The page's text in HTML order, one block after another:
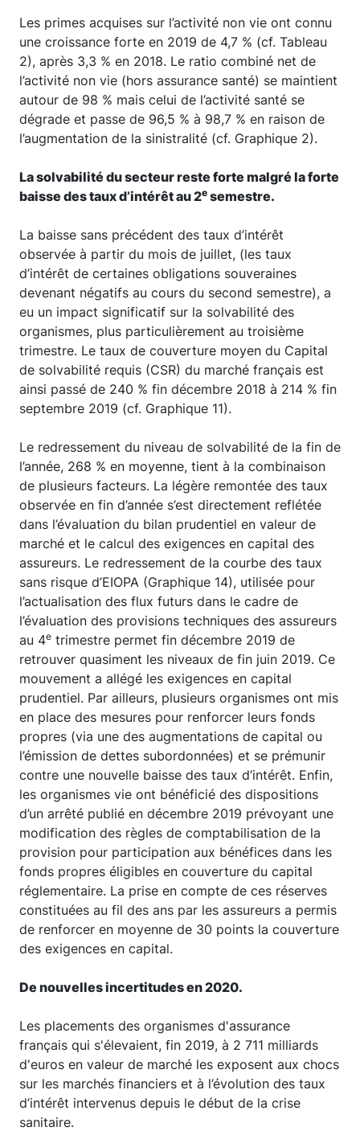
Les primes acquises sur l’activité non vie ont connu
une croissance forte en 2019 de 4,7 % (cf. Tableau
2), après 3,3 % en 2018. Le ratio combiné net de
l’activité non vie (hors assurance santé) se maintient
autour de 98 % mais celui de l’activité santé se
dégrade et passe de 96,5 % à 98,7 % en raison de
l’augmentation de la sinistralité (cf. Graphique 2).
La solvabilité du secteur reste forte malgré la forte
baisse des taux d’intérêt au 2e semestre.
La baisse sans précédent des taux d’intérêt
observée à partir du mois de juillet, (les taux
d’intérêt de certaines obligations souveraines
devenant négatifs au cours du second semestre), a
eu un impact significatif sur la solvabilité des
organismes, plus particulièrement au troisième
trimestre. Le taux de couverture moyen du Capital
de solvabilité requis (CSR) du marché français est
ainsi passé de 240 % fin décembre 2018 à 214 % fin
septembre 2019 (cf. Graphique 11).
Le redressement du niveau de solvabilité de la fin de
l’année, 268 % en moyenne, tient à la combinaison
de plusieurs facteurs. La légère remontée des taux
observée en fin d’année s’est directement reflétée
dans l’évaluation du bilan prudentiel en valeur de
marché et le calcul des exigences en capital des
assureurs. Le redressement de la courbe des taux
sans risque d’EIOPA (Graphique 14), utilisée pour
l’actualisation des flux futurs dans le cadre de
l’évaluation des provisions techniques des assureurs
au 4e trimestre permet fin décembre 2019 de
retrouver quasiment les niveaux de fin juin 2019. Ce
mouvement a allégé les exigences en capital
prudentiel. Par ailleurs, plusieurs organismes ont mis
en place des mesures pour renforcer leurs fonds
propres (via une des augmentations de capital ou
l’émission de dettes subordonnées) et se prémunir
contre une nouvelle baisse des taux d’intérêt. Enfin,
les organismes vie ont bénéficié des dispositions
d’un arrêté publié en décembre 2019 prévoyant une
modification des règles de comptabilisation de la
provision pour participation aux bénéfices dans les
fonds propres éligibles en couverture du capital
réglementaire. La prise en compte de ces réserves
constituées au fil des ans par les assureurs a permis
de renforcer en moyenne de 30 points la couverture
des exigences en capital.
De nouvelles incertitudes en 2020.
Les placements des organismes d'assurance
français qui s'élevaient, fin 2019, à 2 711 milliards
d'euros en valeur de marché les exposent aux chocs
sur les marchés financiers et à l’évolution des taux
d’intérêt intervenus depuis le début de la crise
sanitaire.